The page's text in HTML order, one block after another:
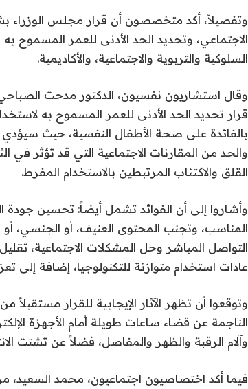
وتفصيلاً، أكد متخصصون أن قرار مجلس الوزراء
السلوكية والتربوية والاجتماعية، والأكاديمية.
وقال استشاريون نفسيون، الدكتور مدحت
بالفائدة على صحة الأطفال النفسية، حيث سيؤدي
والحد من المقارنات الاجتماعية التي قد تؤثر في
القلق والاكتئاب المرتبطين بالاستخدام المفرط.
وأشاروا إلى أن الفوائد تشمل أيضاً: تحسين جودة
المناسب، وتجنب المحتوى العنيف، أو الجنسي، أو
التواصل المباشر وحل المشكلات الاجتماعية،
عادات استخدام متوازنة للتكنولوجيا، إضافة إلى
وتوقعوا أن تظهر الآثار الإيجابية للقرار
الناجمة عن قضاء ساعات طويلة أمام الأجهزة
وآلام الرقبة والظهر والمفاصل، فضلاً عن تشتت
فيما أكد اختصاصيون اجتماعيون، محمد السعيد،